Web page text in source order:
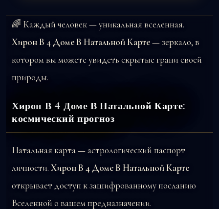
🌈 Каждый человек — уникальная вселенная.
Хирон В 4 Доме В Натальной Карте— зеркало, в
котором вы можете увидеть скрытые грани своей
природы.
Хирон В 4 Доме В Натальной Карте:
космический прогноз
Натальная карта — астрологический паспорт
личности. Хирон В 4 Доме В Натальной Карте
открывает доступ к зашифрованному посланию
Вселенной о вашем предназначении.